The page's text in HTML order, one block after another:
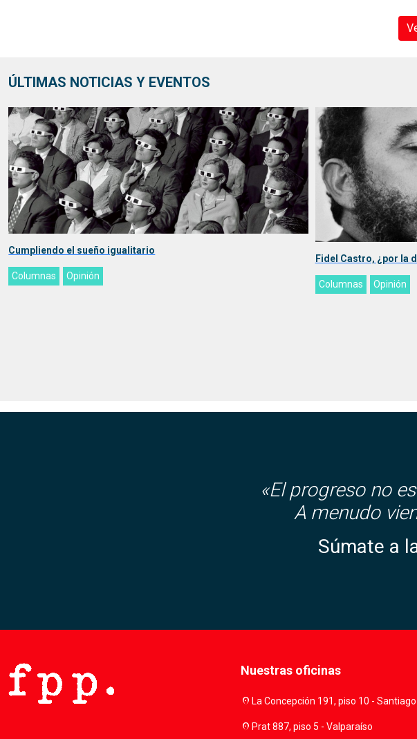
ÚLTIMAS NOTICIAS Y EVENTOS
Cumpliendo el sueño igualitario
Columnas Opinión
Fidel Castro, ¿por la
Columnas Opinión
«El progreso no
A menudo
Súmate a
Nuestras oficinas
location_on La Concepción 191, piso 10 - Santiago
location_on Prat 887, piso 5 - Valparaíso